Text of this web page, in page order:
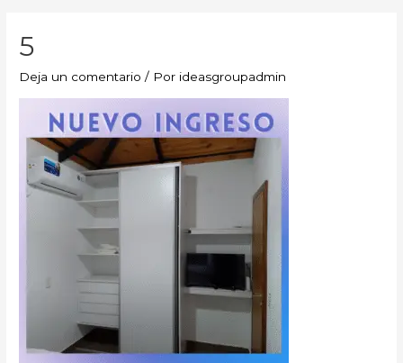
5
Deja un comentario / Por ideasgroupadmin